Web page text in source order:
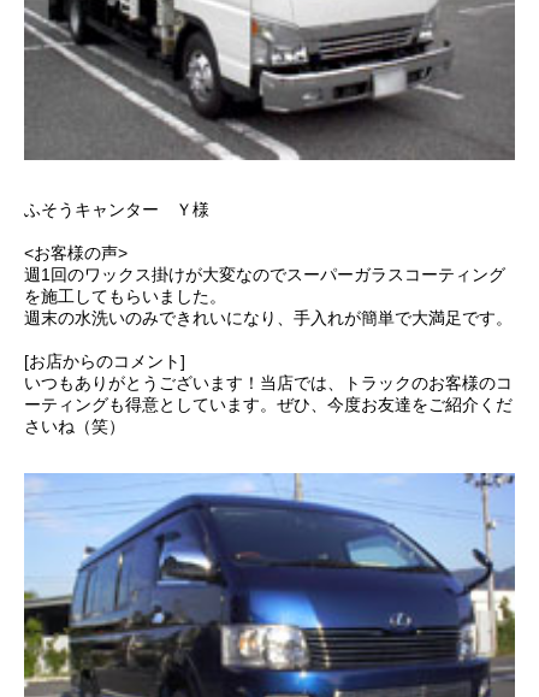
ふそうキャンター Ｙ様
<お客様の声>
週1回のワックス掛けが大変なのでスーパーガラスコーティング
を施工してもらいました。
週末の水洗いのみできれいになり、手入れが簡単で大満足です。
[お店からのコメント]
いつもありがとうございます！当店では、トラックのお客様のコ
ーティングも得意としています。ぜひ、今度お友達をご紹介くだ
さいね（笑）